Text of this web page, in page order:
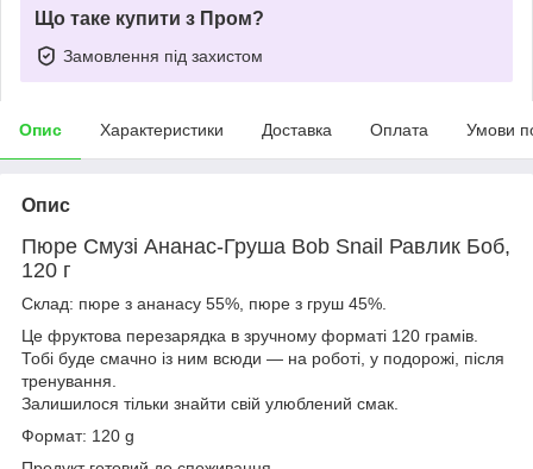
Що таке купити з Пром?
Замовлення під захистом
Опис Характеристики Доставка Оплата Умови
Опис
Пюре Смузі Ананас-Груша Bob Snail Равлик Боб,
120 г
Склад: пюре з ананасу 55%, пюре з груш 45%.
Це фруктова перезарядка в зручному форматі 120 грамів.
Тобі буде смачно із ним всюди — на роботі, у подорожі, після
тренування.
Залишилося тільки знайти свій улюблений смак.
Формат: 120 g